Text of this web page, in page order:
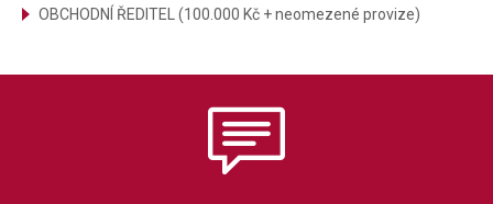
OBCHODNÍ ŘEDITEL (100.000 Kč + neomezené provize)